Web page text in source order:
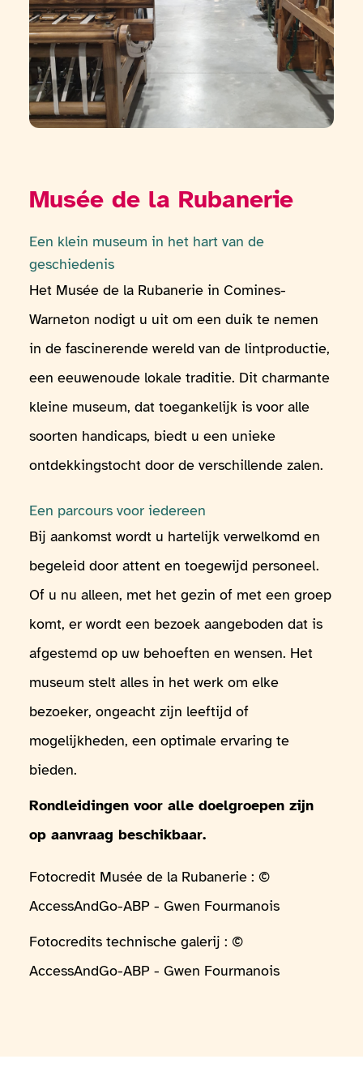
Musée de la Rubanerie
Een klein museum in het hart van de
geschiedenis
Het Musée de la Rubanerie in Comines-
Warneton nodigt u uit om een duik te nemen
in de fascinerende wereld van de lintproductie,
een eeuwenoude lokale traditie. Dit charmante
kleine museum, dat toegankelijk is voor alle
soorten handicaps, biedt u een unieke
ontdekkingstocht door de verschillende zalen.
Een parcours voor iedereen
Bij aankomst wordt u hartelijk verwelkomd en
begeleid door attent en toegewijd personeel.
Of u nu alleen, met het gezin of met een groep
komt, er wordt een bezoek aangeboden dat is
afgestemd op uw behoeften en wensen. Het
museum stelt alles in het werk om elke
bezoeker, ongeacht zijn leeftijd of
mogelijkheden, een optimale ervaring te
bieden.
Rondleidingen voor alle doelgroepen zijn
op aanvraag beschikbaar.
Fotocredit Musée de la Rubanerie : ©
AccessAndGo-ABP - Gwen Fourmanois
Fotocredits technische galerij : ©
AccessAndGo-ABP - Gwen Fourmanois